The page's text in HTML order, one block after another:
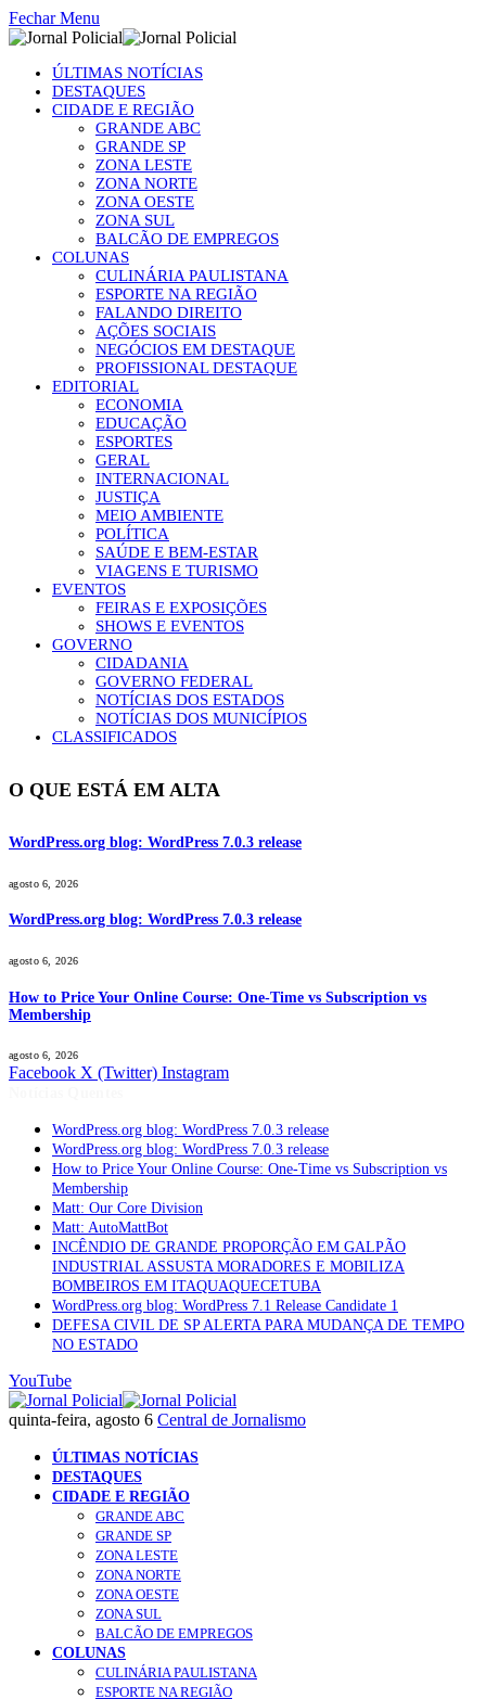
Fechar Menu
ÚLTIMAS NOTÍCIAS
DESTAQUES
CIDADE E REGIÃO
GRANDE ABC
GRANDE SP
ZONA LESTE
ZONA NORTE
ZONA OESTE
ZONA SUL
BALCÃO DE EMPREGOS
COLUNAS
CULINÁRIA PAULISTANA
ESPORTE NA REGIÃO
FALANDO DIREITO
AÇÕES SOCIAIS
NEGÓCIOS EM DESTAQUE
PROFISSIONAL DESTAQUE
EDITORIAL
ECONOMIA
EDUCAÇÃO
ESPORTES
GERAL
INTERNACIONAL
JUSTIÇA
MEIO AMBIENTE
POLÍTICA
SAÚDE E BEM-ESTAR
VIAGENS E TURISMO
EVENTOS
FEIRAS E EXPOSIÇÕES
SHOWS E EVENTOS
GOVERNO
CIDADANIA
GOVERNO FEDERAL
NOTÍCIAS DOS ESTADOS
NOTÍCIAS DOS MUNICÍPIOS
CLASSIFICADOS
O QUE ESTÁ EM ALTA
WordPress.org blog: WordPress 7.0.3 release
agosto 6, 2026
WordPress.org blog: WordPress 7.0.3 release
agosto 6, 2026
How to Price Your Online Course: One-Time vs Subscription vs
Membership
agosto 6, 2026
Facebook X (Twitter) Instagram
WordPress.org blog: WordPress 7.0.3 release
WordPress.org blog: WordPress 7.0.3 release
How to Price Your Online Course: One-Time vs Subscription vs
Membership
Matt: Our Core Division
Matt: AutoMattBot
INCÊNDIO DE GRANDE PROPORÇÃO EM GALPÃO
INDUSTRIAL ASSUSTA MORADORES E MOBILIZA
BOMBEIROS EM ITAQUAQUECETUBA
WordPress.org blog: WordPress 7.1 Release Candidate 1
DEFESA CIVIL DE SP ALERTA PARA MUDANÇA DE TEMPO
NO ESTADO
YouTube
quinta-feira, agosto 6 Central de Jornalismo
ÚLTIMAS NOTÍCIAS
DESTAQUES
CIDADE E REGIÃO
GRANDE ABC
GRANDE SP
ZONA LESTE
ZONA NORTE
ZONA OESTE
ZONA SUL
BALCÃO DE EMPREGOS
COLUNAS
CULINÁRIA PAULISTANA
ESPORTE NA REGIÃO